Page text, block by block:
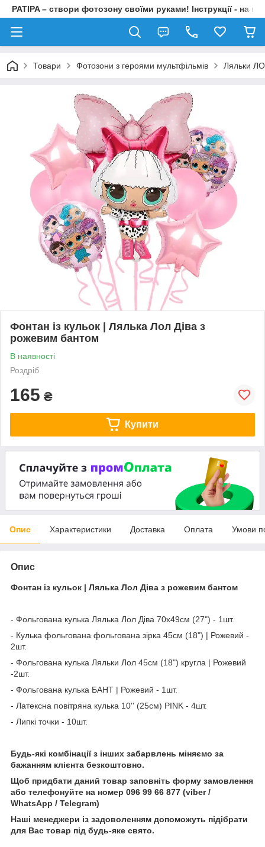
PATIPA – створи фотозону своїми руками! Інструкції - на
Товари Фотозони з героями мультфільмів Ляльки
Фонтан із кульок | Лялька Лол Діва з
рожевим бантом
В наявності
Роздріб
165 ₴
Купити
Опис Характеристики Доставка Оплата Умови
Опис
Фонтан із кульок | Лялька Лол Діва з рожевим бантом
- Фольгована кулька Лялька Лол Діва 70х49см (27") - 1шт.
- Кулька фольгована фольгована зірка 45см (18") | Рожевий -
2шт.
- Фольгована кулька Ляльки Лол 45см (18") кругла | Рожевий
-2шт.
- Фольгована кулька БАНТ | Рожевий - 1шт.
- Латексна повітряна кулька 10'' (25см) PINK - 4шт.
- Липкі точки - 10шт.
Будь-які комбінації з інших забарвлень міняємо за
бажанням клієнта безкоштовно.
Щоб придбати даний товар заповніть форму замовлення
або телефонуйте на номер 096 99 66 877 (viber /
WhatsApp / Telegram)
Наші менеджери із задоволенням допоможуть підібрати
для Вас товар під будь-яке свято.